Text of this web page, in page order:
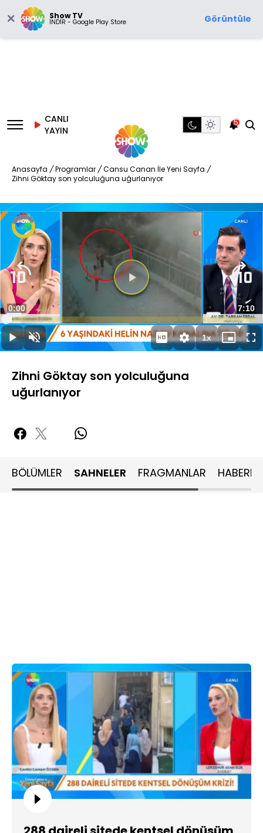
Show TV
İNDİR - Google Play Store Görüntüle
CANLI
YAYIN
5
Anasayfa / Programlar / Cansu Canan İle Yeni Sayfa /
Zihni Göktay son yolculuğuna uğurlanıyor
DuraklatSesi
Aç
Süre
0:00
Süre
7:10
Yüklendi:
2.30%
1xOynatma
Hızı
Mini
oynatıcı
Zihni Göktay son yolculuğuna
uğurlanıyor
BÖLÜMLER SAHNELER FRAGMANLAR